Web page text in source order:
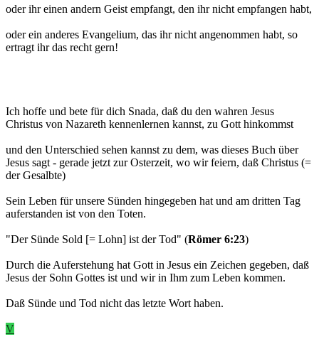
oder ihr einen andern Geist empfangt, den ihr nicht empfangen habt,
oder ein anderes Evangelium, das ihr nicht angenommen habt, so
ertragt ihr das recht gern!
Ich hoffe und bete für dich Snada, daß du den wahren Jesus
Christus von Nazareth kennenlernen kannst, zu Gott hinkommst
und den Unterschied sehen kannst zu dem, was dieses Buch über
Jesus sagt - gerade jetzt zur Osterzeit, wo wir feiern, daß Christus (=
der Gesalbte)
Sein Leben für unsere Sünden hingegeben hat und am dritten Tag
auferstanden ist von den Toten.
"Der Sünde Sold [= Lohn] ist der Tod" (Römer 6:23)
Durch die Auferstehung hat Gott in Jesus ein Zeichen gegeben, daß
Jesus der Sohn Gottes ist und wir in Ihm zum Leben kommen.
Daß Sünde und Tod nicht das letzte Wort haben.
V